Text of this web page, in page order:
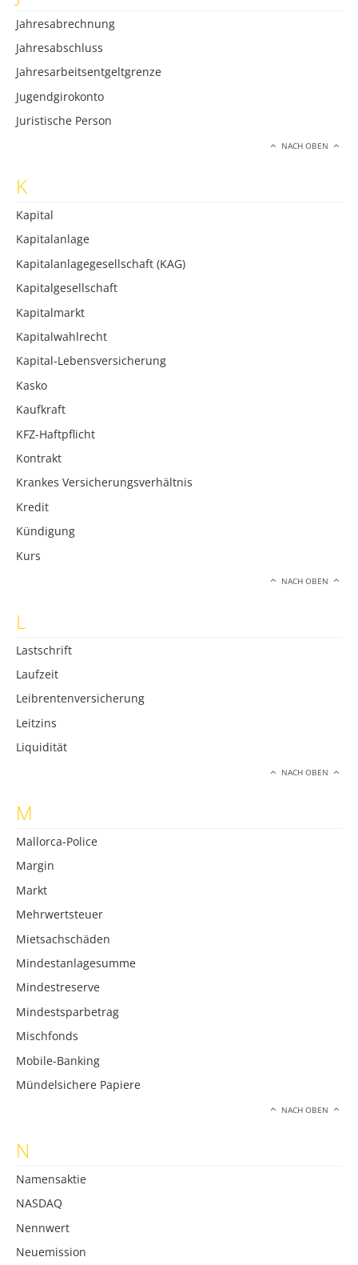
Jahresabrechnung
Jahresabschluss
Jahresarbeitsentgeltgrenze
Jugendgirokonto
Juristische Person
NACH OBEN
K
Kapital
Kapitalanlage
Kapitalanlagegesellschaft (KAG)
Kapitalgesellschaft
Kapitalmarkt
Kapitalwahlrecht
Kapital-Lebensversicherung
Kasko
Kaufkraft
KFZ-Haftpflicht
Kontrakt
Krankes Versicherungsverhältnis
Kredit
Kündigung
Kurs
NACH OBEN
L
Lastschrift
Laufzeit
Leibrentenversicherung
Leitzins
Liquidität
NACH OBEN
M
Mallorca-Police
Margin
Markt
Mehrwertsteuer
Mietsachschäden
Mindestanlagesumme
Mindestreserve
Mindestsparbetrag
Mischfonds
Mobile-Banking
Mündelsichere Papiere
NACH OBEN
N
Namensaktie
NASDAQ
Nennwert
Neuemission